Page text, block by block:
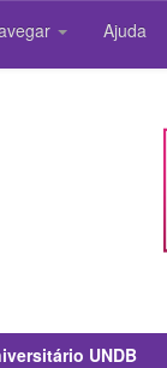
Ajuda
UNDB